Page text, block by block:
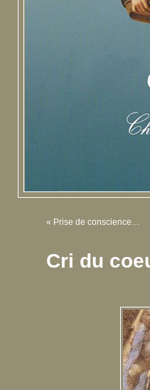
« Prise de conscience…
Cri du